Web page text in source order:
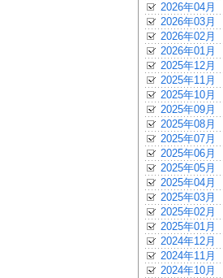
2026年04月
2026年03月
2026年02月
2026年01月
2025年12月
2025年11月
2025年10月
2025年09月
2025年08月
2025年07月
2025年06月
2025年05月
2025年04月
2025年03月
2025年02月
2025年01月
2024年12月
2024年11月
2024年10月